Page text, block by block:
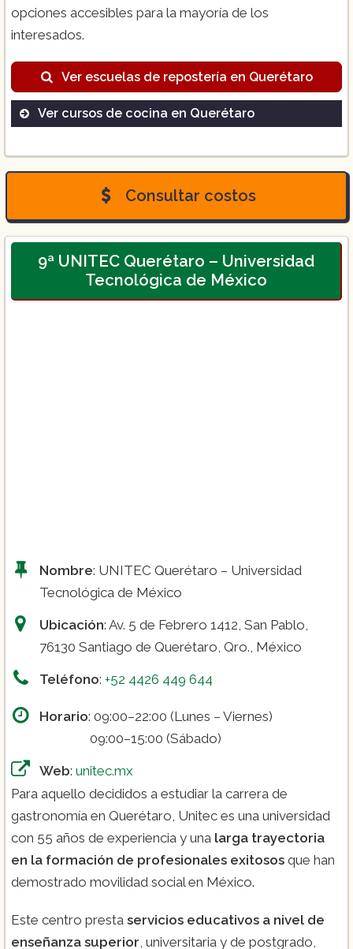
opciones accesibles para la mayoría de los
interesados​.
Ver escuelas de repostería en Querétaro
Ver cursos de cocina en Querétaro
Alta Cocina.
Curso de pastelería y repostería (desde
$3,414):
Consultar costos
9ª UNITEC Querétaro – Universidad
Tecnológica de México
Nombre: UNITEC Querétaro – Universidad
Tecnológica de México
Ubicación: Av. 5 de Febrero 1412, San Pablo,
76130 Santiago de Querétaro, Qro., México
Teléfono: +52 4426 449 644
Horario: 09:00–22:00 (Lunes – Viernes)
09:00–15:00 (Sábado)
Web: unitec.mx
Para aquello decididos a estudiar la carrera de
gastronomía en Querétaro, Unitec es una universidad
con 55 años de experiencia y una larga trayectoria
en la formación de profesionales exitosos que han
demostrado movilidad social en México.
Este centro presta servicios educativos a nivel de
enseñanza superior, universitaria y de postgrado,